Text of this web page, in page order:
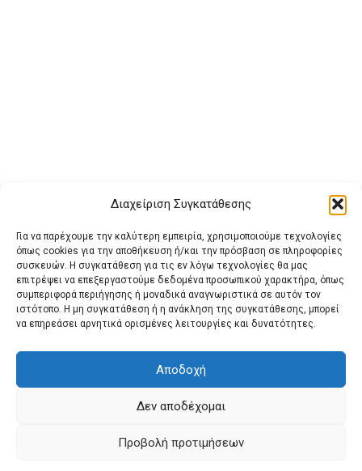
Διαχείριση Συγκατάθεσης
Για να παρέχουμε την καλύτερη εμπειρία, χρησιμοποιούμε τεχνολογίες
όπως cookies για την αποθήκευση ή/και την πρόσβαση σε πληροφορίες
συσκευών. Η συγκατάθεση για τις εν λόγω τεχνολογίες θα μας
επιτρέψει να επεξεργαστούμε δεδομένα προσωπικού χαρακτήρα, όπως
συμπεριφορά περιήγησης ή μοναδικά αναγνωριστικά σε αυτόν τον
ιστότοπο. Η μη συγκατάθεση ή η ανάκληση της συγκατάθεσης, μπορεί
να επηρεάσει αρνητικά ορισμένες λειτουργίες και δυνατότητες.
Αποδοχή
Δεν αποδέχομαι
Προβολή προτιμήσεων
Buy Adspace ΑΡΧΙΚΗ ΕΠΙΚΟΙΝΩΝΙΑ
ΟΡΟΙ ΧΡΗΣΗΣ